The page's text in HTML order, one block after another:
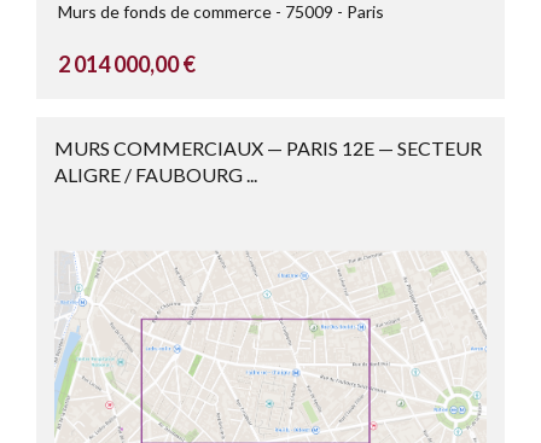
Murs de fonds de commerce 75009 Paris
2 014 000,00 €
MURS COMMERCIAUX — PARIS 12E — SECTEUR
ALIGRE / FAUBOURG ...